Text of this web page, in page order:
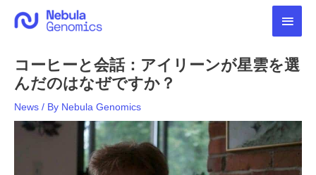
メ
ン
ニ
ュ
コーヒーと会話：アイリーンが星雲を選
んだのはなぜですか？
News / By Nebula Genomics